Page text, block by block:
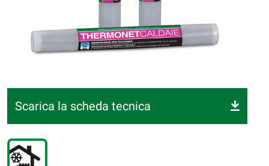
Scarica la scheda tecnica